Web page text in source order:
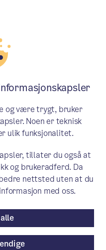
Glaser
på
ved
mulighet til å
erfarne og
Glaser, i en
og være trygt, bruker
Noen er teknisk
ulik funksjonalitet.
tillater du også at
og brukeradferd. Da
nettsted uten at du
med oss.